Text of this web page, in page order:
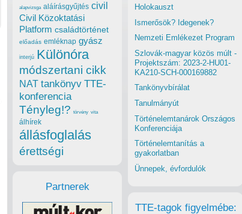
Holokauszt
Ismerősök? Idegenek?
Nemzeti Emlékezet Program
Szlovák-magyar közös múlt -
Projektszám: 2023-2-HU01-
KA210-SCH-000169882
Tankönyvbírálat
Tanulmányút
Történelemtanárok Országos
Konferenciája
Történelemtanítás a
gyakorlatban
Ünnepek, évfordulók
TTE-tagok figyelmébe:
alapvizsga aláírásgyűjtés civil
Civil Közoktatási
Platform családtörténet
előadás emléknap gyász
interjú Különóra
módszertani cikk
NAT tankönyv TTE-
konferencia
Tényleg!? törvény vita
álhírek
állásfoglalás
érettségi
Partnerek